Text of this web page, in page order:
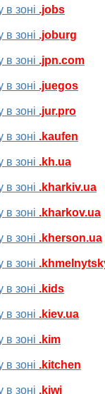
зоні .jobs
зоні .joburg
зоні .jpn.com
зоні .juegos
зоні .jur.pro
зоні .kaufen
зоні .kh.ua
зоні .kharkiv.ua
зоні .kharkov.ua
зоні .kherson.ua
зоні
зоні .kids
зоні .kiev.ua
зоні .kim
зоні .kitchen
зоні .kiwi